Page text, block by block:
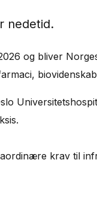
nedetid.
og bliver
krav til